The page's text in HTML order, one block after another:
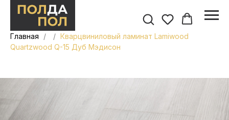
Главная
Кварцвиниловый ламинат Lamiwood
Quartzwood Q-15 Дуб Мэдисон